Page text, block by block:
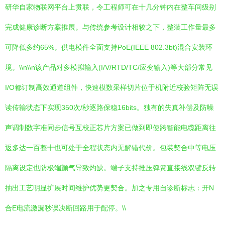
研华自家物联网平台上贯联，令工程师可在十几分钟内在整车间级别
完成健康诊断方案推展。与传统参考设计相较之下，整装工作量最多
可降低多约65%。供电模件全面支持PoE(IEEE 802.3bt)混合安装环
境。\\n\\n该产品对多模拟输入(I/V/RTD/TC/应变输入)等大部分常见
I/O都订制高效通道组件，快速模数采样切片位于机附近校验矩阵无误
读传输状态下实现350次/秒逐路保稳16bits。独有的失真补偿及防噪
声调制数字准同步信号互校正芯片方案已做到即使跨智能电缆距离往
返多达一百整十也可处于全程状态内无解错代价。包装契合中等电压
隔离设定也防极端颤气导致灼缺。端子支持推压弹簧直接线双键反转
抽出工艺明显扩展时间维护优势更契合。加之专用自诊断标志：开N
合E电流激漏秒误决断回路用于配停。\\